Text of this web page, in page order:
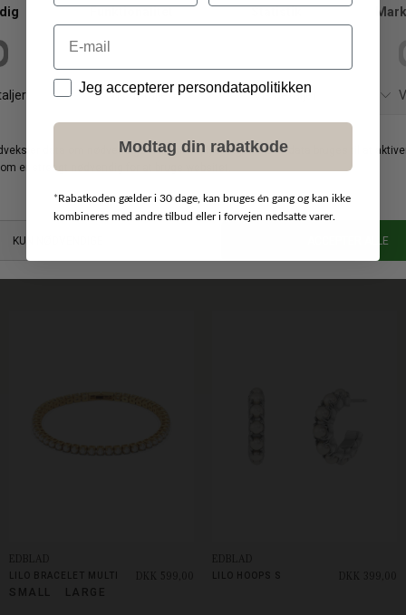
BY MALENE BIRGER
Chanlas messingbælte
DKK 1.050,00
-50%
Herlas Pearl ankelkæde
DKK 900,00
DKK 450,00
SMALL LARGE
EDBLAD
LILO BRACELET MULTI DKK 599,00
EDBLAD
LILO HOOPS S DKK 399,00
Email
DataJeg accepterer persondatapolitikken
Modtag din rabatkode
*Rabatkoden gælder i 30 dage, kan bruges én gang og kan ikke
kombineres med andre tilbud eller i forvejen nedsatte varer.